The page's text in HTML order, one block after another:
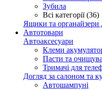
Зубила
Всі категорії (36)
Ящики та органайзери
Автотовари
Автоаксесуари
Клеми
Пасти та
Тримачі для
Догляд за салоном та
Автошампуні